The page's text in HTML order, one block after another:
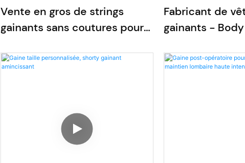
Vente en gros de strings
gainants sans coutures pour
Fabricant de
gainants -